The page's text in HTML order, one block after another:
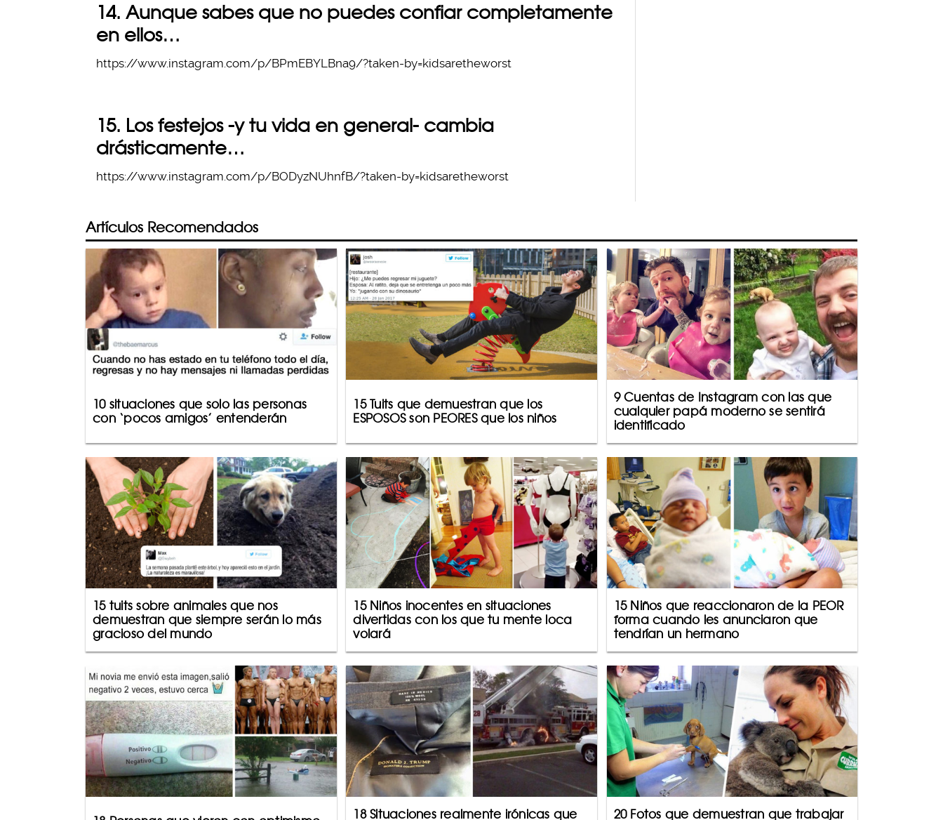
14. Aunque sabes que no puedes confiar completamente
en ellos…
https://www.instagram.com/p/BPmEBYLBna9/?taken-by=kidsaretheworst
15. Los festejos -y tu vida en general- cambia
drásticamente…
https://www.instagram.com/p/BODyzNUhnfB/?taken-by=kidsaretheworst
Artículos Recomendados
10 situaciones que solo las personas
con ‘pocos amigos’ entenderán
15 Tuits que demuestran que los
ESPOSOS son PEORES que los niños
9 Cuentas de Instagram con las que
cualquier papá moderno se sentirá
identificado
15 tuits sobre animales que nos
demuestran que siempre serán lo más
gracioso del mundo
15 Niños inocentes en situaciones
divertidas con los que tu mente loca
volará
15 Niños que reaccionaron de la PEOR
forma cuando les anunciaron que
tendrían un hermano
18 Situaciones realmente irónicas que 20 Fotos que demuestran que trabajar